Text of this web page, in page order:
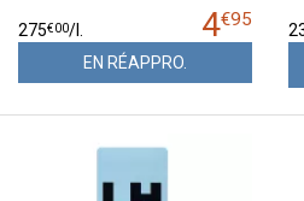
4€95
275€00/
EN RÉAPPRO.